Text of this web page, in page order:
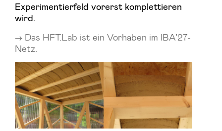
Experimentierfeld vorerst komplettieren
wird.
Das HFT.Lab ist ein Vorhaben im IBA’27-
Netz.